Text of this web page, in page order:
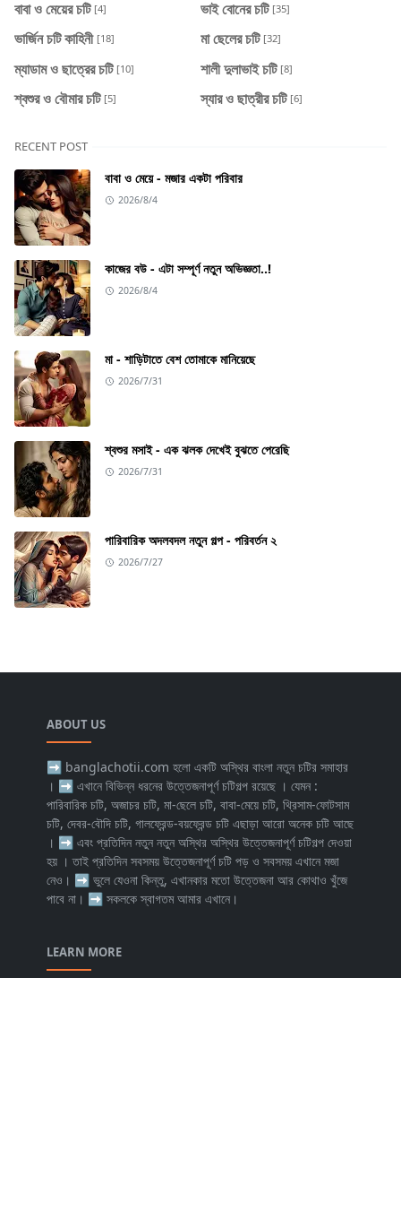
বাবা ও মেয়ের চটি [4] ভাই বোনের চটি [35]
ভার্জিন চটি কাহিনী [18] মা ছেলের চটি [32]
ম্যাডাম ও ছাত্রের চটি [10] শালী দুলাভাই চটি [8]
শ্বশুর ও বৌমার চটি [5] স্যার ও ছাত্রীর চটি [6]
RECENT POST
বাবা ও মেয়ে - মজার একটা পরিবার
2026/8/4
কাজের বউ - এটা সম্পূর্ণ নতুন অভিজ্ঞতা..!
2026/8/4
মা - শাড়িটাতে বেশ তোমাকে মানিয়েছে
2026/7/31
শ্বশুর মসাই - এক ঝলক দেখেই বুঝতে পেরেছি
2026/7/31
পারিবারিক অদলবদল নতুন গল্প - পরিবর্তন ২
2026/7/27
ABOUT US
➡ banglachotii.com হলো একটি অস্থির বাংলা নতুন চটির সমাহার
। ➡ এখানে বিভিন্ন ধরনের উত্তেজনাপূর্ণ চটিগল্প রয়েছে । যেমন :
পারিবারিক চটি, অজাচর চটি, মা-ছেলে চটি, বাবা-মেয়ে চটি, থ্রিসাম-ফোটসাম
চটি, দেবর-বৌদি চটি, গালফ্রেন্ড-বয়ফ্রেন্ড চটি এছাড়া আরো অনেক চটি আছে
। ➡ এবং প্রতিদিন নতুন নতুন অস্থির অস্থির উত্তেজনাপূর্ণ চটিগল্প দেওয়া
হয় । তাই প্রতিদিন সবসময় উত্তেজনাপূর্ণ চটি পড় ও সবসময় এখানে মজা
নেও। ➡ ভুলে যেওনা কিন্তু, এখানকার মতো উত্তেজনা আর কোথাও খুঁজে
পাবে না। ➡ সকলকে স্বাগতম আমার এখানে।
LEARN MORE